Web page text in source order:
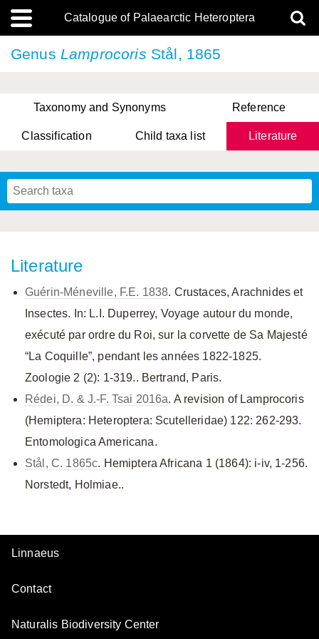
Catalogue of Palaearctic Heteroptera
Genus Lamprocoris Stål, 1865
Taxonomy and Synonyms Reference
Classification Child taxa list Literature
Literature
Guérin-Méneville, F.E. 1838. Crustaces, Arachnides et
Insectes. In: L.I. Duperrey, Voyage autour du monde,
exécuté par ordre du Roi, sur la corvette de Sa Majesté
“La Coquille”, pendant les années 1822-1825.
Zoologie 2 (2): 1-319.. Bertrand, Paris.
Rédei, D. & J.-F. Tsai 2016a. A revision of Lamprocoris
(Hemiptera: Heteroptera: Scutelleridae) 122: 262-293.
Entomologica Americana.
Stål, C. 1865c. Hemiptera Africana 1 (1864): i-iv, 1-256.
Norstedt, Holmiae..
Linnaeus
Contact
Naturalis Biodiversity Center